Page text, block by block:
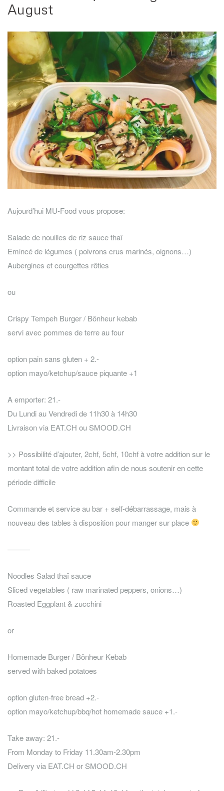
August
Aujourd’hui MU-Food vous propose:
Salade de nouilles de riz sauce thaï
Emincé de légumes ( poivrons crus marinés, oignons…)
Aubergines et courgettes rôties
ou
Crispy Tempeh Burger / Bönheur kebab
servi avec pommes de terre au four
option pain sans gluten + 2.-
option mayo/ketchup/sauce piquante +1
A emporter: 21.-
Du Lundi au Vendredi de 11h30 à 14h30
Livraison via EAT.CH ou SMOOD.CH
>> Possibilité d’ajouter, 2chf, 5chf, 10chf à votre addition sur le
montant total de votre addition afin de nous soutenir en cette
période difficile
Commande et service au bar + self-débarrassage, mais à
nouveau des tables à disposition pour manger sur place
———
Noodles Salad thaï sauce
Sliced vegetables ( raw marinated peppers, onions…)
Roasted Eggplant & zucchini
or
Homemade Burger / Bönheur Kebab
served with baked potatoes
option gluten-free bread +2.-
option mayo/ketchup/bbq/hot homemade sauce +1.-
Take away: 21.-
From Monday to Friday 11.30am-2.30pm
Delivery via EAT.CH or SMOOD.CH